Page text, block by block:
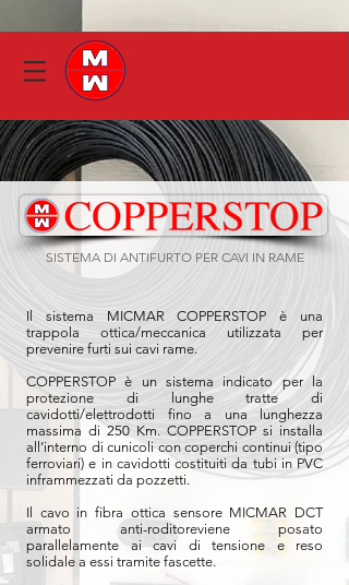
SISTEMA DI ANTIFURTO PER CAVI IN RAME
Il sistema MICMAR COPPERSTOP è una
trappola ottica/meccanica utilizzata per
prevenire furti sui cavi rame.
COPPERSTOP è un sistema indicato per la
protezione di lunghe tratte di
cavidotti/elettrodotti fino a una lunghezza
massima di 250 Km. COPPERSTOP si installa
all’interno di cunicoli con coperchi continui (tipo
ferroviari) e in cavidotti costituiti da tubi in PVC
inframmezzati da pozzetti.
Il cavo in fibra ottica sensore MICMAR DCT
armato anti-roditoreviene posato
parallelamente ai cavi di tensione e reso
solidale a essi tramite fascette.